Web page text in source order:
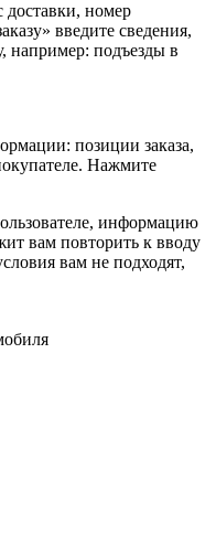
номер
введите сведения,
например: подъезды в
позиции заказа,
Нажмите
информацию
вам повторить к вводу
вам не подходят,